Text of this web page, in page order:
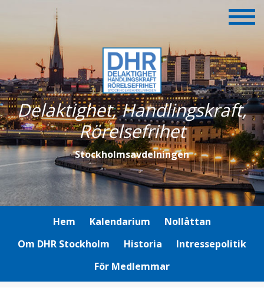
Delaktighet, Handlingskraft,
Rörelsefrihet
Stockholmsavdelningen
Hem Kalendarium
Nollåttan
Om DHR Stockholm
Historia
Intressepolitik
För Medlemmar